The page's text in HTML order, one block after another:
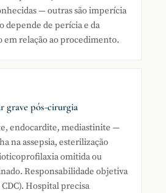
— outras são imperícia
depende de perícia e da
em relação ao procedimento.
grave pós-cirurgia
endocardite, mediastinite —
na assepsia, esterilização
omitida ou
Responsabilidade objetiva
Hospital precisa